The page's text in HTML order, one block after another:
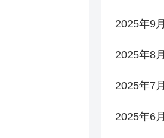
2025年9月
2025年8月
2025年7月
2025年6月